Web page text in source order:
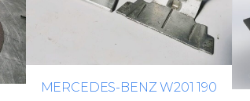
MERCEDES-BENZ W201 190